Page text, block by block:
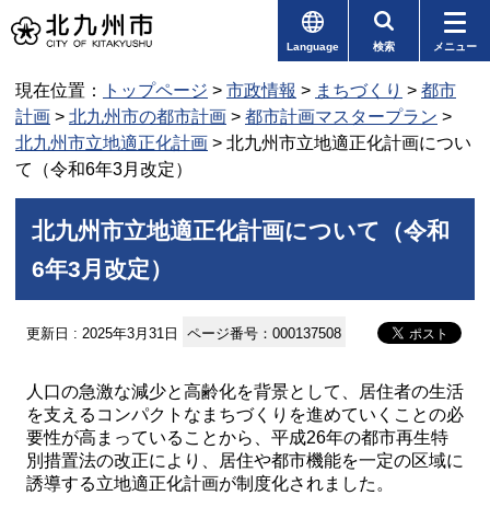
Language 検索 メニュー
現在位置： トップページ > 市政情報 > まちづくり > 都市
計画 > 北九州市の都市計画 > 都市計画マスタープラン >
北九州市立地適正化計画 > 北九州市立地適正化計画につい
て（令和6年3月改定）
北九州市立地適正化計画について（令和
6年3月改定）
更新日 : 2025年3月31日 ページ番号：000137508
人口の急激な減少と高齢化を背景として、居住者の生活
を支えるコンパクトなまちづくりを進めていくことの必
要性が高まっていることから、平成26年の都市再生特
別措置法の改正により、居住や都市機能を一定の区域に
誘導する立地適正化計画が制度化されました。